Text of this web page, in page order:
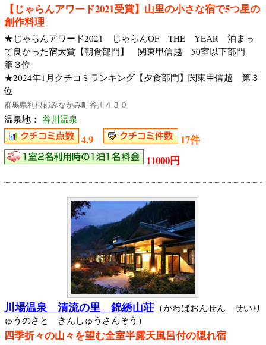
【じゃらんアワード2021受賞】山里の小さな宿で5つ星の
創作料理
★じゃらんアワード2021 じゃらんOF THE YEAR 泊まっ
て良かった宿大賞【朝食部門】 関東甲信越 50室以下部門
第３位
★2024年1月クチコミランキング【夕食部門】関東甲信越 第３
位
群馬県利根郡みなかみ町谷川４３０
温泉地： 谷川温泉
4.9
17件
11000円
川場温泉 清流の里 錦綉山荘 （かわばおんせん せいり
ゅうのさと きんしゅうさんそう）
四季折々の山々を望む全室半露天風呂付の隠れ宿